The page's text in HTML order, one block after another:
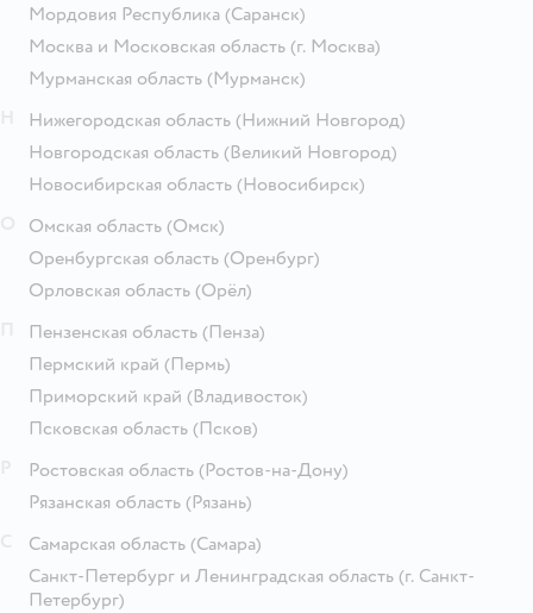
Мордовия Республика (Саранск)
Москва и Московская область (г. Москва)
Мурманская область (Мурманск)
Нижегородская область (Нижний Новгород)
Новгородская область (Великий Новгород)
Новосибирская область (Новосибирск)
Омская область (Омск)
Оренбургская область (Оренбург)
Орловская область (Орёл)
Пензенская область (Пенза)
Пермский край (Пермь)
Приморский край (Владивосток)
Псковская область (Псков)
Ростовская область (Ростов-на-Дону)
Рязанская область (Рязань)
Самарская область (Самара)
Санкт-Петербург и Ленинградская область (г. Санкт-
Петербург)